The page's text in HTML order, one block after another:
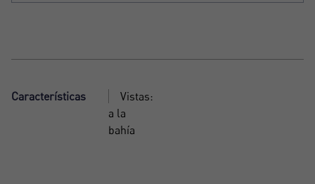
Características
Vistas:
a la
bahía